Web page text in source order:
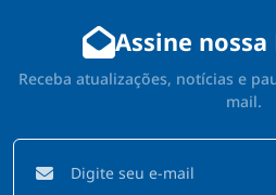
Assine
Receba atualizações, notícias e
mail.